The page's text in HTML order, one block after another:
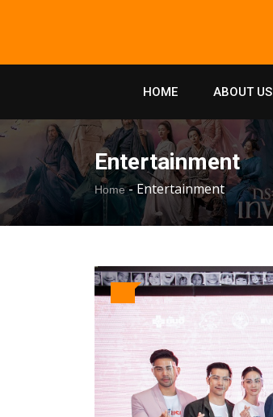
HOME ABOUT US
Entertainment
Home-Entertainment